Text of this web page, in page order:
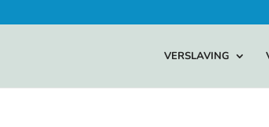
VERSLAVING